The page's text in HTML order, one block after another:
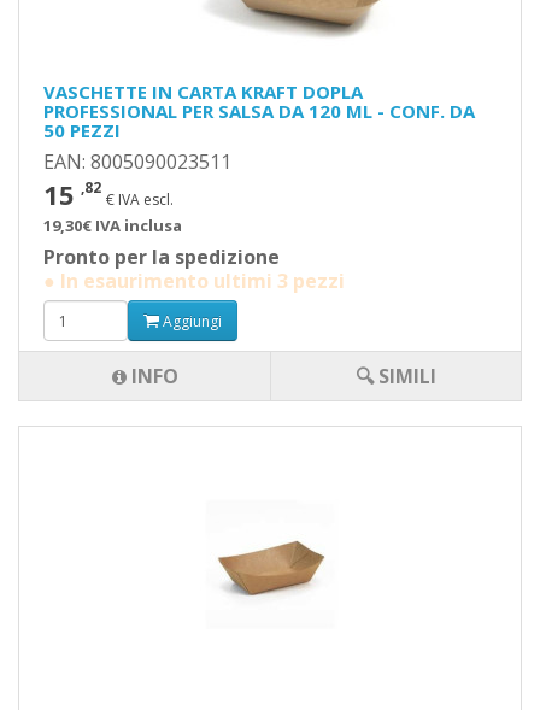
VASCHETTE IN CARTA KRAFT DOPLA
PROFESSIONAL PER SALSA DA 120 ML - CONF. DA
50 PEZZI
EAN: 8005090023511
15 ,82
€ IVA escl.
19,30€ IVA inclusa
Pronto per la spedizione
● In esaurimento ultimi 3 pezzi
Aggiungi
INFO 🔍 SIMILI